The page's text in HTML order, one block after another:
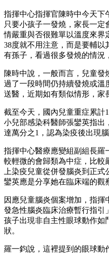
指揮中心指揮官陳時中今天下
只要小孩子一發燒，家長一
情嚴重與否很難單以溫度來界
38度就不用注意，而是要輔以
有孫子，看過很多發燒的情況
陳時中說，一般而言，兒童發
過了一段時間仍持續發燒或溫
送醫，近期如有類似情形，家
截至今天，國內兒童重症累計
小兒部感染科醫師張鑾英指出
達萬分之1，認為染疫後出現
指揮中心醫療應變組副組長羅
較輕微的會歸類為中症，比較
上染疫兒童從併發腦炎到正
鑾英應是分享她在臨床端的觀
因應兒童腦炎個案增加，指
發急性腦炎臨床治療暫行指引
孩子出現非自主性眼球動作如
狀。
羅一鈞說，這裡提到的眼球動